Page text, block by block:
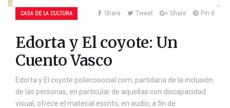
CASA DE LA CULTURA Share Tweet Share Pin it
Edorta y El coyote: Un
Cuento Vasco
Edorta y El coyote poliecosocial.com, partidaria de la inclusión
de las personas, en particular de aquellas con discapacidad
visual, ofrece el material escrito, en audio, a fin de